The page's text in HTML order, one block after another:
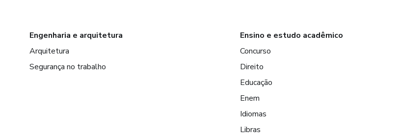
Engenharia e arquitetura
Arquitetura
Segurança no trabalho
Ensino e estudo acadêmico
Concurso
Direito
Educação
Enem
Idiomas
Libras